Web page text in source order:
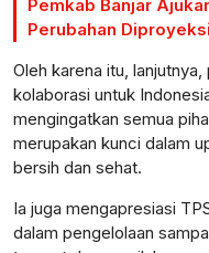
Pemkab Banjar
Perubahan
Oleh karena itu,
kolaborasi untuk
mengingatkan semua
merupakan kunci dalam
bersih dan sehat.
Ia juga mengapresiasi
dalam pengelolaan